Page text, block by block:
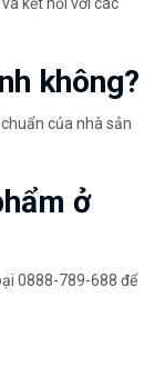
không?
của nhà sản
ở
0888-789-688 để